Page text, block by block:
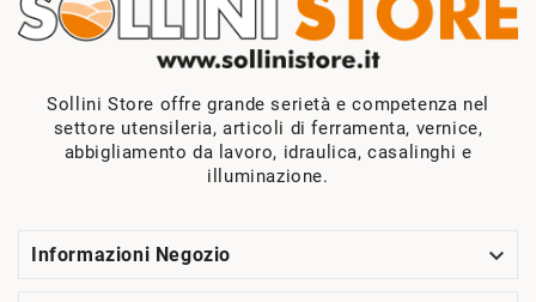
Sollini Store offre grande serietà e competenza nel
settore utensileria, articoli di ferramenta, vernice,
abbigliamento da lavoro, idraulica, casalinghi e
illuminazione.
Informazioni Negozio 